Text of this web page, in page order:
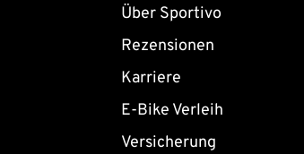
Über Sportivo
Rezensionen
Karriere
E-Bike Verleih
Versicherung